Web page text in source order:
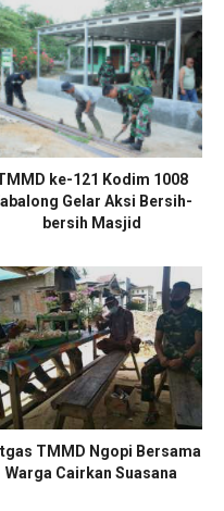
ke-121 Kodim 1008
Gelar Aksi Bersih-
bersih Masjid
TMMD Ngopi Bersama
Warga Cairkan Suasana